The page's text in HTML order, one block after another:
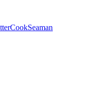
CookSeaman